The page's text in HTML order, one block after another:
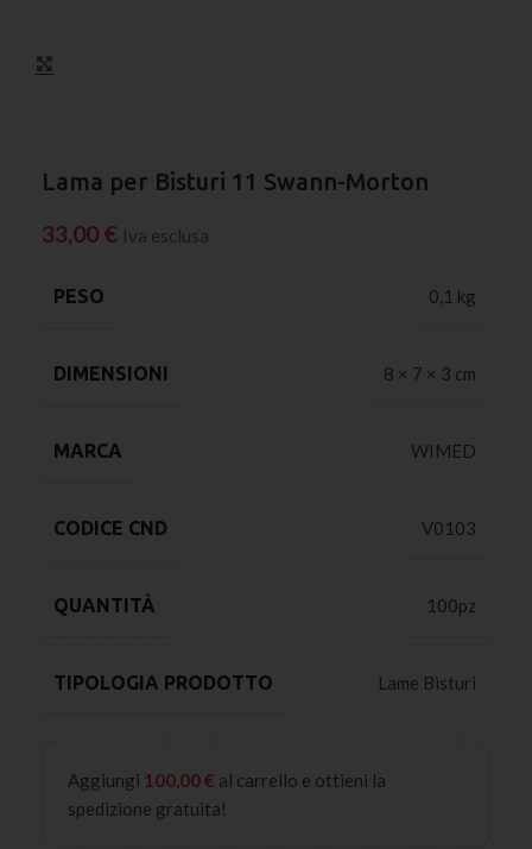
Lama per Bisturi 11 Swann-Morton
33,00 € Iva esclusa
PESO 0,1 kg
DIMENSIONI 8 × 7 × 3 cm
MARCA WIMED
CODICE CND V0103
QUANTITÀ 100pz
TIPOLOGIA PRODOTTO Lame Bisturi
Aggiungi 100,00€ al carrello e ottieni la
spedizione gratuita!